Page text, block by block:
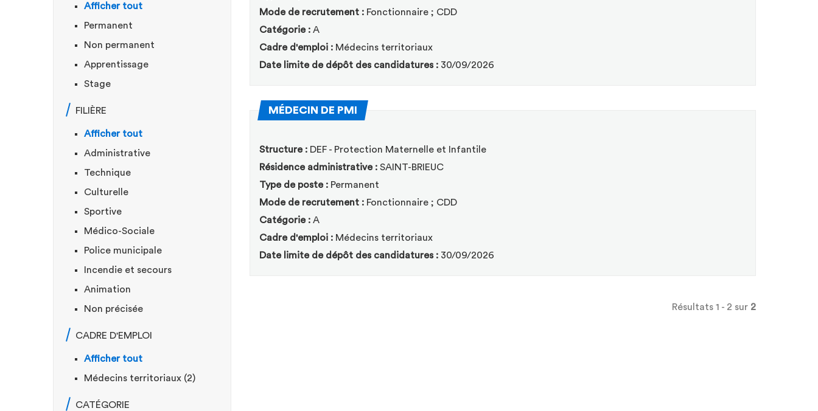
Afficher tout
Permanent
Non permanent
Apprentissage
Stage
FILIÈRE
Afficher tout
Administrative
Technique
Culturelle
Sportive
Médico-Sociale
Police municipale
Incendie et secours
Animation
Non précisée
CADRE D'EMPLOI
Afficher tout
Médecins territoriaux (2)
CATÉGORIE
Mode de recrutement : Fonctionnaire ; CDD
Catégorie : A
Cadre d'emploi : Médecins territoriaux
Date limite de dépôt des candidatures : 30/09/2026
MÉDECIN DE PMI(Nouvelle fenêtre)
Structure : DEF - Protection Maternelle et Infantile
Résidence administrative : SAINT-BRIEUC
Type de poste : Permanent
Mode de recrutement : Fonctionnaire ; CDD
Catégorie : A
Cadre d'emploi : Médecins territoriaux
Date limite de dépôt des candidatures : 30/09/2026
Résultats 1 - 2 sur 2